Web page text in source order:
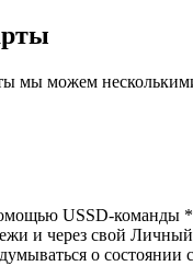
мы можем
USSD-
и через свой
о состоянии